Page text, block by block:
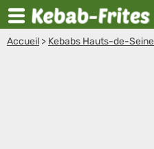
Accueil > Kebabs Hauts-de-Seine